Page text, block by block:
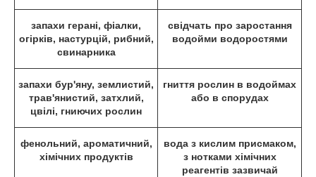
запахи герані, фіалки,
огірків, настурцій, рибний,
свинарника
свідчать про заростання
водойми водоростями
запахи бур'яну, землистий,
трав'янистий, затхлий,
цвілі, гниючих рослин
гниття рослин в водоймах
або в спорудах
фенольний, ароматичний,
хімічних продуктів
вода з кислим присмаком,
з нотками хімічних
реагентів зазвичай